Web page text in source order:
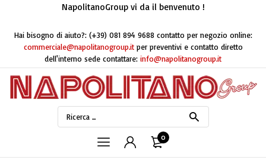
NapolitanoGroup vi da il benvenuto !
Hai bisogno di aiuto?: (+39) 081 894 9688 contatto per negozio online:
commerciale@napolitanogroup.it per preventivi e contatto diretto
dell'interno sede contattare: info@napolitanogroup.it
0